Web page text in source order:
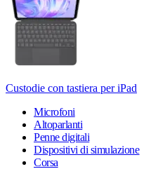
Custodie con tastiera per iPad
Microfoni
Altoparlanti
Penne digitali
Dispositivi di simulazione
Corsa